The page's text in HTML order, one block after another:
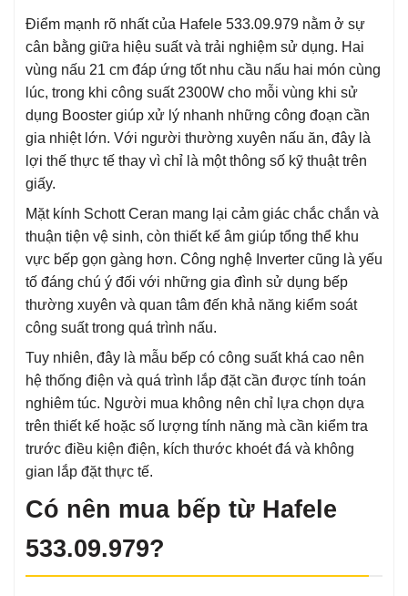
Điểm mạnh rõ nhất của Hafele 533.09.979 nằm ở sự
cân bằng giữa hiệu suất và trải nghiệm sử dụng. Hai
vùng nấu 21 cm đáp ứng tốt nhu cầu nấu hai món cùng
lúc, trong khi công suất 2300W cho mỗi vùng khi sử
dụng Booster giúp xử lý nhanh những công đoạn cần
gia nhiệt lớn. Với người thường xuyên nấu ăn, đây là
lợi thế thực tế thay vì chỉ là một thông số kỹ thuật trên
giấy.
Mặt kính Schott Ceran mang lại cảm giác chắc chắn và
thuận tiện vệ sinh, còn thiết kế âm giúp tổng thể khu
vực bếp gọn gàng hơn. Công nghệ Inverter cũng là yếu
tố đáng chú ý đối với những gia đình sử dụng bếp
thường xuyên và quan tâm đến khả năng kiểm soát
công suất trong quá trình nấu.
Tuy nhiên, đây là mẫu bếp có công suất khá cao nên
hệ thống điện và quá trình lắp đặt cần được tính toán
nghiêm túc. Người mua không nên chỉ lựa chọn dựa
trên thiết kế hoặc số lượng tính năng mà cần kiểm tra
trước điều kiện điện, kích thước khoét đá và không
gian lắp đặt thực tế.
Có nên mua bếp từ Hafele
533.09.979?